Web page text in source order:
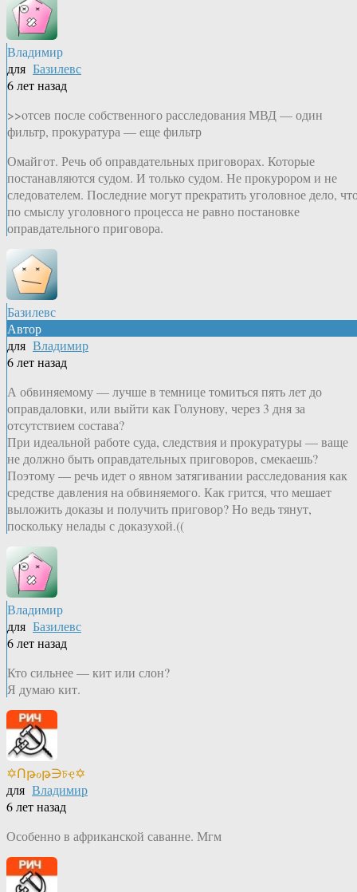
Владимир
для Базилевс
6 лет назад
>>oтсев после собственного расследования МВД — один
фильтр, прокуратура — еще фильтр
Омайгот. Речь об оправдательных приговорах. Которые
постанавляются судом. И только судом. Не прокурором и не
следователем. Последние могут прекратить уголовное дело,
по смыслу уголовного процесса не равно постановке
оправдательного приговора.
Базилевс
Автор
для Владимир
6 лет назад
А обвиняемому — лучше в темнице томиться пять лет до
оправдаловки, или выйти как Голунову, через 3 дня за
отсутствием состава?
При идеальной работе суда, следствия и прокуратуры — ваще
не должно быть оправдательных приговоров, смекаешь?
Поэтому — речь идет о явном затягивании расследования как
средстве давления на обвиняемого. Как грится, что мешает
выложить доказы и получить приговор? Но ведь тянут,
поскольку нелады с доказухой.((
Владимир
для Базилевс
6 лет назад
Кто сильнее — кит или слон?
Я думаю кит.
✡Ոթℴթ∋চҿ✡
для Владимир
6 лет назад
Особенно в африканской саванне. Мгм